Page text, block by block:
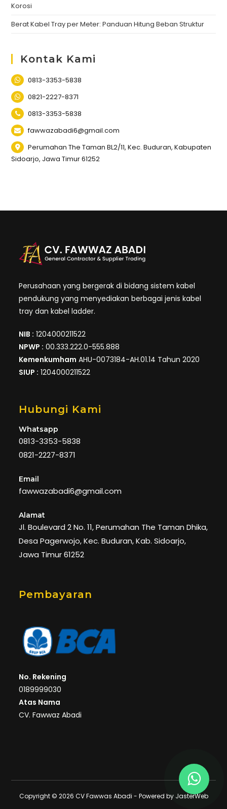
Korosi
Berat Kabel Tray per Meter: Panduan Hitung Beban Struktur
Kontak Kami
0813-3353-5838
0821-2227-8371
0813-3353-5838
fawwazabadi6@gmail.com
Perumahan The Taman BL2/11, Kec. Buduran, Kabupaten
Sidoarjo, Jawa Timur 61252
Perusahaan yang bergerak di bidang sistem kabel
pendukung yang menyediakan berbagai jenis kabel
tray dan kabel ladder.
NIB : 1204000211522
NPWP : 00.333.222.0-555.888
Kemenkumham AHU-0073184-AH.01.14 Tahun 2020
SIUP : 1204000211522
Hubungi Kami
Whatsapp
0813-3353-5838
0821-2227-8371
Email
fawwazabadi6@gmail.com
Alamat
Jl. Boulevard 2 No. 11, Perumahan The Taman Dhika,
Desa Pagerwojo, Kec. Buduran, Kab. Sidoarjo,
Jawa Timur 61252
Pembayaran
No. Rekening
0189999030
Atas Nama
CV. Fawwaz Abadi
Copyright © 2026 CV Fawwas Abadi - Powered by JasterWeb